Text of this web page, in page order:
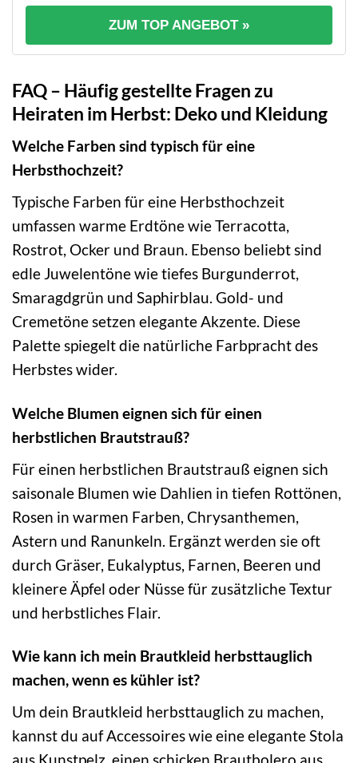
ZUM TOP ANGEBOT »
FAQ – Häufig gestellte Fragen zu
Heiraten im Herbst: Deko und Kleidung
Welche Farben sind typisch für eine
Herbsthochzeit?
Typische Farben für eine Herbsthochzeit
umfassen warme Erdtöne wie Terracotta,
Rostrot, Ocker und Braun. Ebenso beliebt sind
edle Juwelentöne wie tiefes Burgunderrot,
Smaragdgrün und Saphirblau. Gold- und
Cremetöne setzen elegante Akzente. Diese
Palette spiegelt die natürliche Farbpracht des
Herbstes wider.
Welche Blumen eignen sich für einen
herbstlichen Brautstrauß?
Für einen herbstlichen Brautstrauß eignen sich
saisonale Blumen wie Dahlien in tiefen Rottönen,
Rosen in warmen Farben, Chrysanthemen,
Astern und Ranunkeln. Ergänzt werden sie oft
durch Gräser, Eukalyptus, Farnen, Beeren und
kleinere Äpfel oder Nüsse für zusätzliche Textur
und herbstliches Flair.
Wie kann ich mein Brautkleid herbsttauglich
machen, wenn es kühler ist?
Um dein Brautkleid herbsttauglich zu machen,
kannst du auf Accessoires wie eine elegante Stola